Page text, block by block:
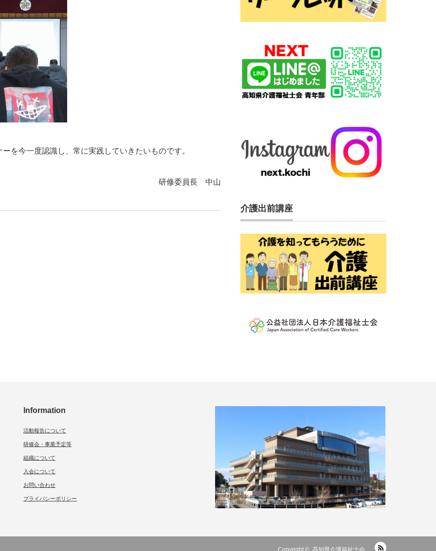
を今一度認識し、常に実践していきたいものです。
研修委員長 中山
介護出前講座
Information
活動報告について
研修会・事業予定等
組織について
入会について
お問い合わせ
プライバシーポリシー
Copyright © 高知県介護福祉士会